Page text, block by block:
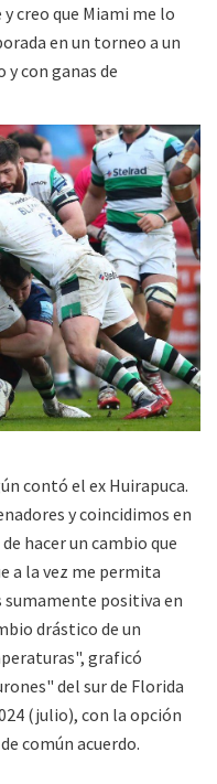
creo que Miami me lo
en un torneo a un
con ganas de
contó el ex Huirapuca.
y coincidimos en
hacer un cambio que
a la vez me permita
sumamente positiva en
drástico de un
graficó
del sur de Florida
(julio), con la opción
común acuerdo.